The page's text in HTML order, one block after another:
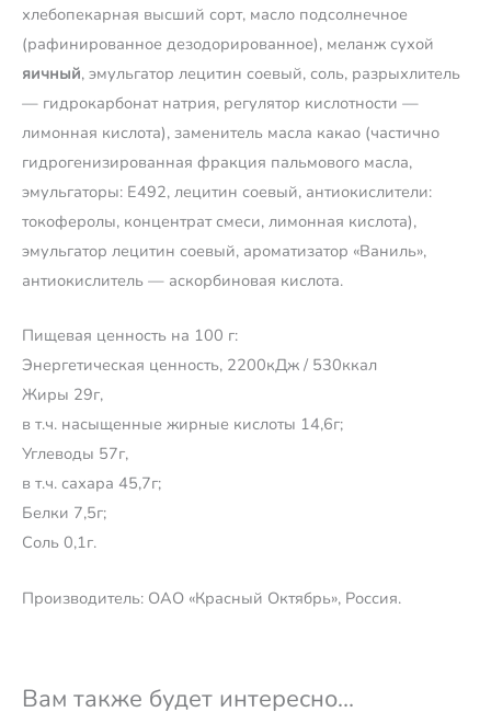
хлебопекарная высший сорт, масло подсолнечное
(рафинированное дезодорированное), меланж сухой
яичный, эмульгатор лецитин соевый, соль, разрыхлитель
— гидрокарбонат натрия, регулятор кислотности —
лимонная кислота), заменитель масла какао (частично
гидрогенизированная фракция пальмового масла,
эмульгаторы: E492, лецитин соевый, антиокислители:
токоферолы, концентрат смеси, лимонная кислота),
эмульгатор лецитин соевый, ароматизатор «Ваниль»,
антиокислитель — аскорбиновая кислота.
Пищевая ценность на 100 г:
Энергетическая ценность, 2200кДж / 530ккал
Жиры 29г,
в т.ч. насыщенные жирные кислоты 14,6г;
Углеводы 57г,
в т.ч. сахара 45,7г;
Белки 7,5г;
Соль 0,1г.
Производитель: ОАО «Красный Октябрь», Россия.
Вам также будет интересно…